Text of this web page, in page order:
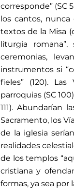
corresponde” (SC
los cantos,
textos de la Misa
liturgia
ceremonias,
instrumentos si
fieles” (120).
parroquias (SC
111). Abundarían
Sacramento, los
de la iglesia
realidades
de los templos
cristiana y
formas, ya sea por